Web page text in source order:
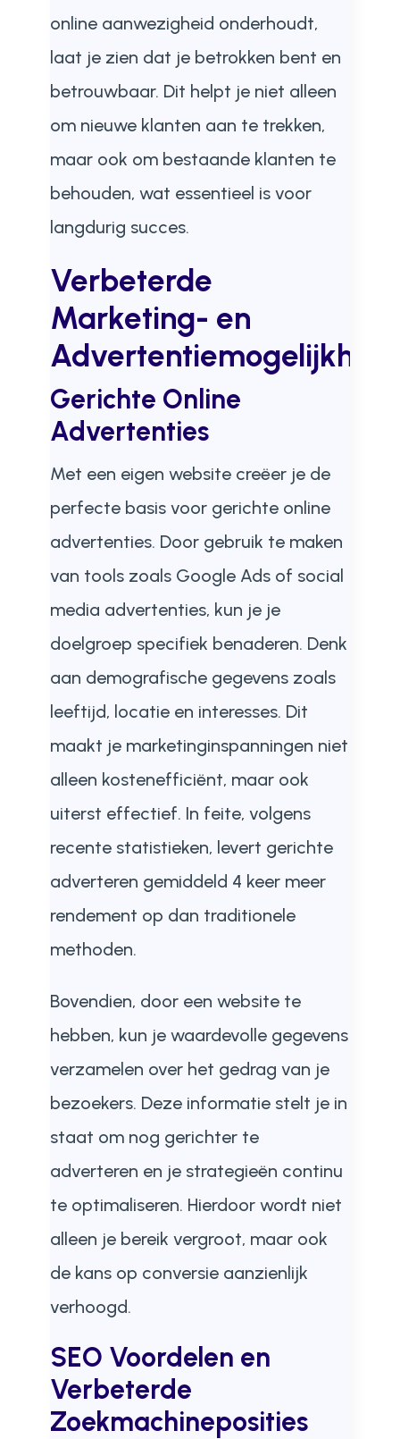
online aanwezigheid onderhoudt,
laat je zien dat je betrokken bent en
betrouwbaar. Dit helpt je niet alleen
om nieuwe klanten aan te trekken,
maar ook om bestaande klanten te
behouden, wat essentieel is voor
langdurig succes.
Verbeterde
Marketing- en
Gerichte Online
Advertenties
Met een eigen website creëer je de
perfecte basis voor gerichte online
advertenties. Door gebruik te maken
van tools zoals Google Ads of social
media advertenties, kun je je
doelgroep specifiek benaderen. Denk
aan demografische gegevens zoals
leeftijd, locatie en interesses. Dit
maakt je marketinginspanningen niet
alleen kostenefficiënt, maar ook
uiterst effectief. In feite, volgens
recente statistieken, levert gerichte
adverteren gemiddeld 4 keer meer
rendement op dan traditionele
methoden.
Bovendien, door een website te
hebben, kun je waardevolle gegevens
verzamelen over het gedrag van je
bezoekers. Deze informatie stelt je in
staat om nog gerichter te
adverteren en je strategieën continu
te optimaliseren. Hierdoor wordt niet
alleen je bereik vergroot, maar ook
de kans op conversie aanzienlijk
verhoogd.
SEO Voordelen en
Verbeterde
Zoekmachineposities